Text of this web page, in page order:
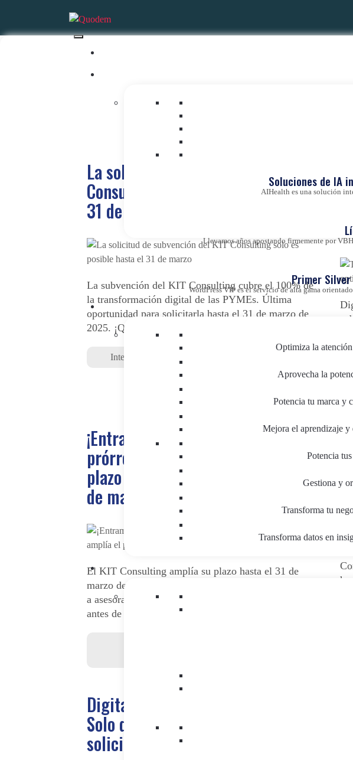
Soluciones de IA
AIHealth es una solución
Llevamos años apostando firmemente por
Primer Silver
WordPress VIP es el servicio de alta gama
Optimiza la
Aprovecha la
Potencia tu marca y
Mejora el aprendizaje y
Potencia
Gestiona y
Transforma tu
Transforma datos en
La solicitud de subvención del KIT
Consulting solo es posible hasta el
31 de marzo
La subvención del KIT Consulting cubre el 100% de
la transformación digital de las PYMEs. Última
oportunidad para solicitarla hasta el 31 de marzo de
2025. ¡Quodem lo gestiona por ti!
Inteligencia Artificial
¡Entramos en los minutos de la
prórroga! El Gobierno amplía el
plazo de KIT Consulting hasta el 31
de marzo
El KIT Consulting amplía su plazo hasta el 31 de
marzo de 2025. No pierdas la oportunidad de acceder
a asesoramiento digital 100% subvencionado. ¡Actúa
antes de que se agoten los fondos!
Digitaliza tu Pyme con Quodem:
Solo quedan 2 semanas para
solicitar Kit Consulting